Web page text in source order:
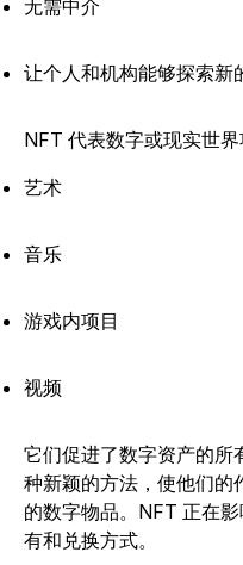
无需中介
让个人和机构能够探索新
NFT 代表数字或现实世界
艺术
音乐
游戏内项目
视频
它们促进了数字资产的所
种新颖的方法，使他们的
的数字物品。NFT 正在
有和兑换方式。